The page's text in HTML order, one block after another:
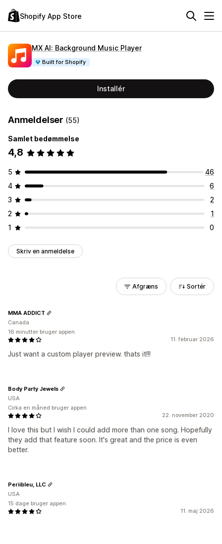
Shopify App Store
MX AI: Background Music Player
Built for Shopify
Installér
Anmeldelser (55)
Samlet bedømmelse
4,8
5
46
4
6
3
2
2
1
1
0
Skriv en anmeldelse
Afgræns Sortér
11. februar 2026
Just want a custom player preview. thats it!!!
MMA ADDICT
Canada
16 minutter bruger appen
22. november 2020
I love this but I wish I could add more than one song. Hopefully
they add that feature soon. It's great and the price is even
better.
Body Party Jewels
USA
Cirka en måned bruger appen
11. maj 2026
Periibleu, LLC
USA
15 dage bruger appen